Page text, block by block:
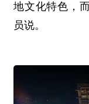
地文化特色，
员说。